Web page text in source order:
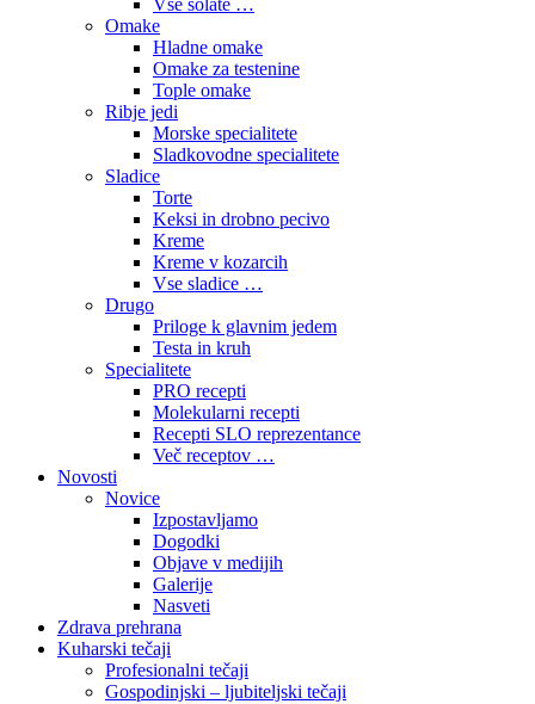
Vse solate …
Omake
Hladne omake
Omake za testenine
Tople omake
Ribje jedi
Morske specialitete
Sladkovodne specialitete
Sladice
Torte
Keksi in drobno pecivo
Kreme
Kreme v kozarcih
Vse sladice …
Drugo
Priloge k glavnim jedem
Testa in kruh
Specialitete
PRO recepti
Molekularni recepti
Recepti SLO reprezentance
Več receptov …
Novosti
Novice
Izpostavljamo
Dogodki
Objave v medijih
Galerije
Nasveti
Zdrava prehrana
Kuharski tečaji
Profesionalni tečaji
Gospodinjski – ljubiteljski tečaji